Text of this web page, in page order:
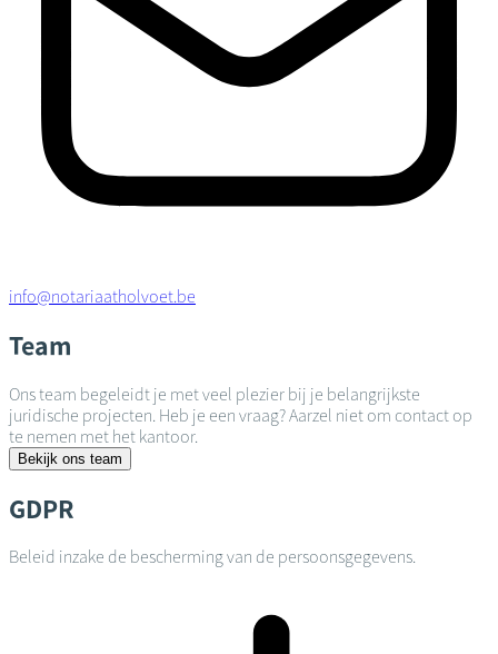
info@notariaatholvoet.be
Team
Ons team begeleidt je met veel plezier bij je belangrijkste
juridische projecten. Heb je een vraag? Aarzel niet om contact op
te nemen met het kantoor.
Bekijk ons team
GDPR
Beleid inzake de bescherming van de persoonsgegevens.